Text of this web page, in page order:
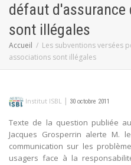
défaut
sont illégales
Accueil
Les subventions versées
associations sont illégales
Institut ISBL | 30 octobre 2011
Texte de la question publiée
Jacques Grosperrin alerte
communication sur les
usagers face à la